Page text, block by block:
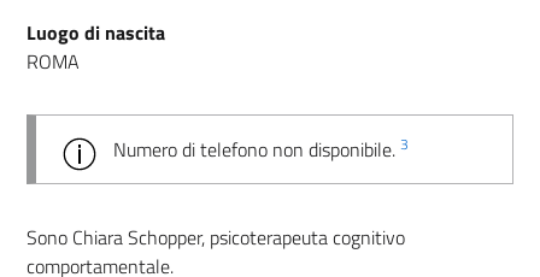
Luogo di nascita
ROMA
Numero di telefono non disponibile. 3
Sono Chiara Schopper, psicoterapeuta cognitivo
comportamentale.